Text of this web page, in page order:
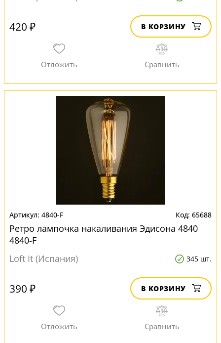
420 ₽ В КОРЗИНУ
4840-F 65688
Ретро лампочка накаливания Эдисона 4840
4840-F
Loft It (Испания)
345 шт.
390 ₽ В КОРЗИНУ